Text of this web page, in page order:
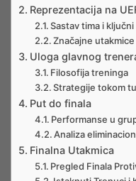
Reprezentacija na
Sastav tima i
Značajne
Uloga glavnog
Filosofija treninga
Strategije tokom
Put do finala
Performanse u
Analiza
Finalna Utakmica
Pregled Finala